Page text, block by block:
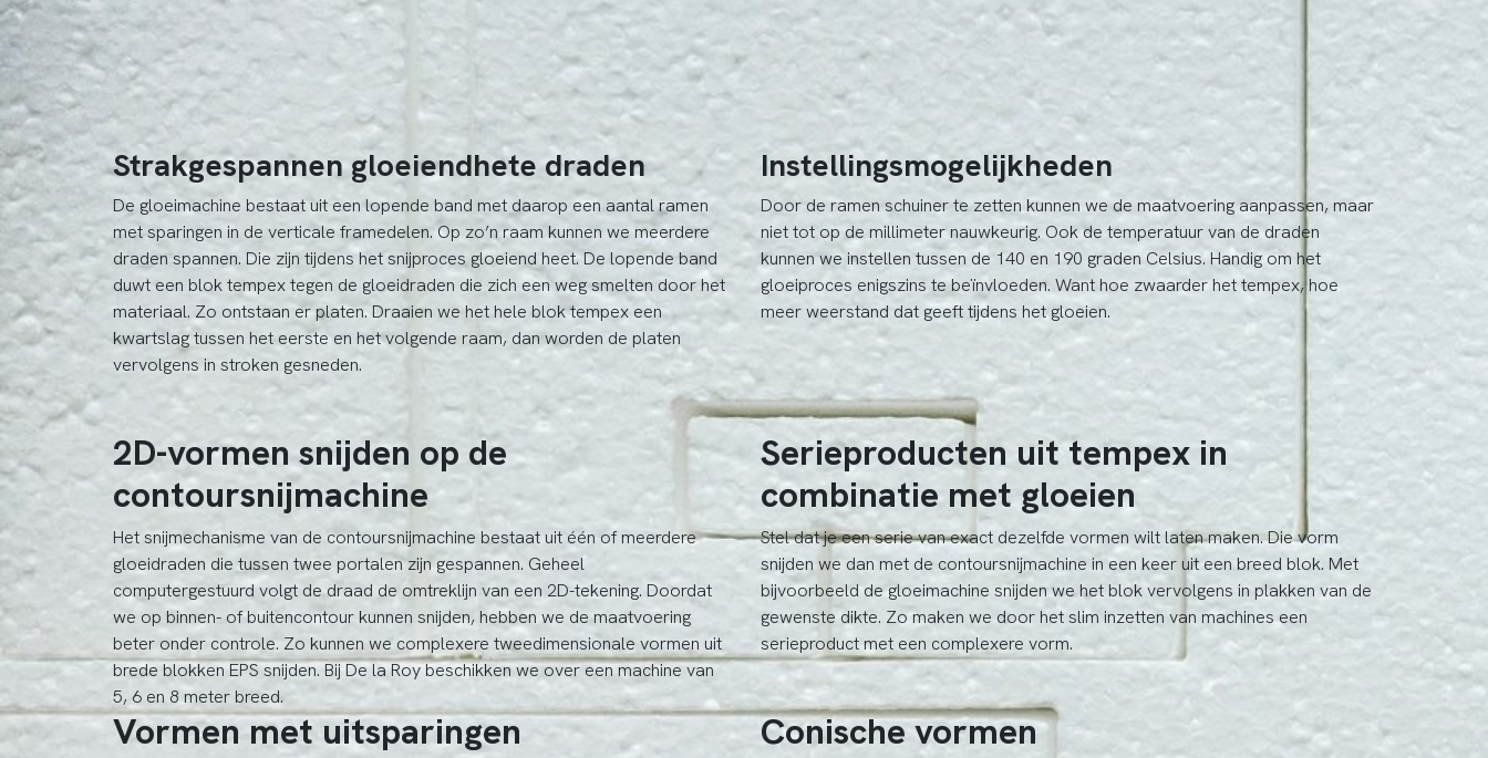
Strakgespannen gloeiendhete draden
De gloeimachine bestaat uit een lopende band met daarop een aantal ramen
met sparingen in de verticale framedelen. Op zo’n raam kunnen we meerdere
draden spannen. Die zijn tijdens het snijproces gloeiend heet. De lopende band
duwt een blok tempex tegen de gloeidraden die zich een weg smelten door het
materiaal. Zo ontstaan er platen. Draaien we het hele blok tempex een
kwartslag tussen het eerste en het volgende raam, dan worden de platen
vervolgens in stroken gesneden.
Instellingsmogelijkheden
Door de ramen schuiner te zetten kunnen we de maatvoering aanpassen, maar
niet tot op de millimeter nauwkeurig. Ook de temperatuur van de draden
kunnen we instellen tussen de 140 en 190 graden Celsius. Handig om het
gloeiproces enigszins te beïnvloeden. Want hoe zwaarder het tempex, hoe
meer weerstand dat geeft tijdens het gloeien.
2D-vormen snijden op de
contoursnijmachine
Het snijmechanisme van de contoursnijmachine bestaat uit één of meerdere
gloeidraden die tussen twee portalen zijn gespannen. Geheel
computergestuurd volgt de draad de omtreklijn van een 2D-tekening. Doordat
we op binnen- of buitencontour kunnen snijden, hebben we de maatvoering
beter onder controle. Zo kunnen we complexere tweedimensionale vormen uit
brede blokken EPS snijden. Bij De la Roy beschikken we over een machine van
5, 6 en 8 meter breed.
Serieproducten uit tempex in
combinatie met gloeien
Stel dat je een serie van exact dezelfde vormen wilt laten maken. Die vorm
snijden we dan met de contoursnijmachine in een keer uit een breed blok. Met
bijvoorbeeld de gloeimachine snijden we het blok vervolgens in plakken van de
gewenste dikte. Zo maken we door het slim inzetten van machines een
serieproduct met een complexere vorm.
Vormen met uitsparingen Conische vormen